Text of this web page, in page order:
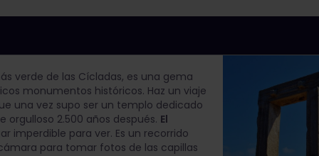
verde de las Cícladas, es una gema
monumentos históricos. Haz un viaje
una vez supo ser un templo dedicado
orgulloso 2.500 años después. El
imperdible para ver. Es un recorrido
para tomar fotos de las capillas